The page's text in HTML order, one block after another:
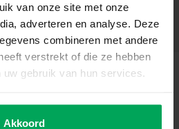
van onze site met onze
adverteren en analyse. Deze
combineren met andere
verstrekt of die ze hebben
gebruik van hun services.
Akkoord